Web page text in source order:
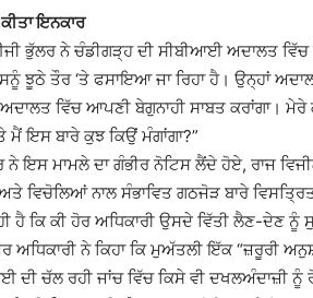
ਇਨਕਾਰ
ਭੁੱਲਰ ਨੇ ਚੰਡੀਗੜ੍ਹ ਦੀ ਸੀਬੀਆਈ ਅਦਾਲਤ ਵਿੱਚ
ਝੂਠੇ ਤੌਰ ‘ਤੇ ਫਸਾਇਆ ਜਾ ਰਿਹਾ ਹੈ। ਉਨ੍ਹਾਂ
ਵਿੱਚ ਆਪਣੀ ਬੇਗੁਨਾਹੀ ਸਾਬਤ ਕਰਾਂਗਾ।
ਇਸ ਬਾਰੇ ਕੁਝ ਕਿਉਂ ਮੰਗਾਂਗਾ?”
ਨੇ ਇਸ ਮਾਮਲੇ ਦਾ ਗੰਭੀਰ ਨੋਟਿਸ ਲੈਂਦੇ ਹੋਏ, ਰਾਜ
ਵਿਚੋਲਿਆਂ ਨਾਲ ਸੰਭਾਵਿਤ ਗਠਜੋੜ ਬਾਰੇ
ਹੈ ਕਿ ਕੀ ਹੋਰ ਅਧਿਕਾਰੀ ਉਸਦੇ ਵਿੱਤੀ ਲੈਣ-ਦੇਣ ਨੂੰ
ਅਧਿਕਾਰੀ ਨੇ ਕਿਹਾ ਕਿ ਮੁਅੱਤਲੀ ਇੱਕ “ਜ਼ਰੂਰੀ
ਦੀ ਚੱਲ ਰਹੀ ਜਾਂਚ ਵਿੱਚ ਕਿਸੇ ਵੀ ਦਖਲਅੰਦਾਜ਼ੀ ਨੂੰ